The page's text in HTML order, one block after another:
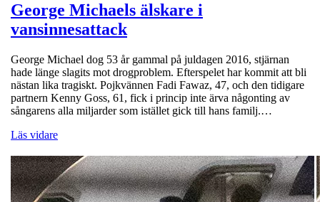
George Michaels älskare i
vansinnesattack
George Michael dog 53 år gammal på juldagen 2016, stjärnan
hade länge slagits mot drogproblem. Efterspelet har kommit att bli
nästan lika tragiskt. Pojkvännen Fadi Fawaz, 47, och den tidigare
partnern Kenny Goss, 61, fick i princip inte ärva någonting av
sångarens alla miljarder som istället gick till hans familj.…
Läs vidare